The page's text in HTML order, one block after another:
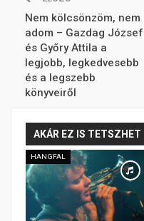
Nem kölcsönzöm, nem
adom – Gazdag József
és Győry Attila a
legjobb, legkedvesebb
és a legszebb
könyveiről
AKÁR EZ IS TETSZHET
HANGFAL